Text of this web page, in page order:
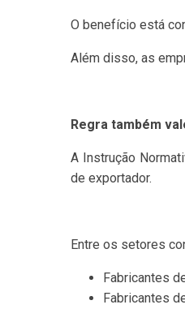
O benefício está
Além disso, as
Regra também
A Instrução
de exportador.
Entre os setores
Fabricantes
Fabricantes